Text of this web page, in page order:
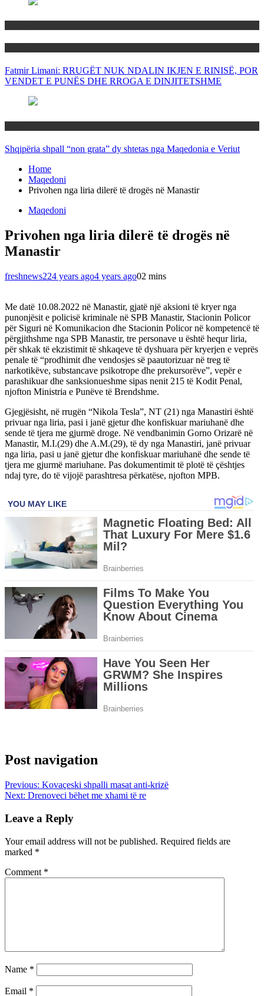
Fatmir Limani: RRUGËT NUK NDALIN IKJEN E RINISË, POR
VENDET E PUNËS DHE RROGA E DINJITETSHME
Shqipëria shpall “non grata” dy shtetas nga Maqedonia e Veriut
Home
Maqedoni
Privohen nga liria dilerë të drogës në Manastir
Maqedoni
Privohen nga liria dilerë të drogës në
Manastir
freshnews224 years ago4 years ago02 mins
Me datë 10.08.2022 në Manastir, gjatë një aksioni të kryer nga
punonjësit e policisë kriminale në SPB Manastir, Stacionin Policor
për Siguri në Komunikacion dhe Stacionin Policor në kompetencë të
përgjithshme nga SPB Manastir, tre personave u është hequr liria,
për shkak të ekzistimit të shkaqeve të dyshuara për kryerjen e veprës
penale të “prodhimit dhe vendosjes së paautorizuar në treg të
narkotikëve, substancave psikotrope dhe prekursorëve”, vepër e
parashikuar dhe sanksionueshme sipas nenit 215 të Kodit Penal,
njofton Ministria e Punëve të Brendshme.
Gjegjësisht, në rrugën “Nikola Tesla”, NT (21) nga Manastiri është
privuar nga liria, pasi i janë gjetur dhe konfiskuar mariuhanë dhe
sende të tjera me gjurmë droge. Në vendbanimin Gorno Orizarë në
Manastir, M.I.(29) dhe A.M.(29), të dy nga Manastiri, janë privuar
nga liria, pasi u janë gjetur dhe konfiskuar mariuhanë dhe sende të
tjera me gjurmë mariuhane. Pas dokumentimit të plotë të çështjes
ndaj tyre, do të vijojë parashtresa përkatëse, njofton MPB.
Post navigation
Previous: Kovaçeski shpalli masat anti-krizë
Next: Drenoveci bëhet me xhami të re
Leave a Reply
Your email address will not be published. Required fields are
marked *
Comment *
Name *
Email *